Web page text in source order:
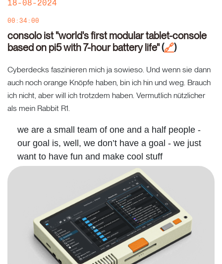
18-08-2024
00:34:00
consolo ist "world's first modular tablet-console
based on pi5 with 7-hour battery life"(🔗)
Cyberdecks faszinieren mich ja sowieso. Und wenn sie dann
auch noch orange Knöpfe haben, bin ich hin und weg. Brauch
ich nicht, aber will ich trotzdem haben. Vermutlich nützlicher
als mein Rabbit R1.
we are a small team of one and a half people -
our goal is, well, we don’t have a goal - we just
want to have fun and make cool stuff